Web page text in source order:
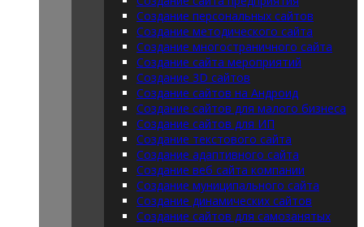
Создание персональных сайтов
Создание методического сайта
Создание многостраничного сайта
Создание сайта мероприятий
Создание 3D сайтов
Создание сайтов на Андроид
Создание сайтов для малого бизнеса
Создание сайтов для ИП
Создание текстового сайта
Создание адаптивного сайта
Создание веб сайта компании
Создание муниципального сайта
Создание динамических сайтов
Создание сайтов для самозанятых